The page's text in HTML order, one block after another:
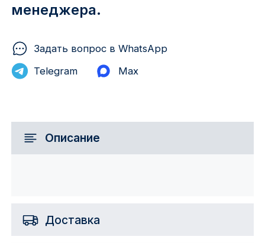
4-й Участок
менеджера.
Задать вопрос в WhatsApp
Telegram
Max
Описание
Доставка